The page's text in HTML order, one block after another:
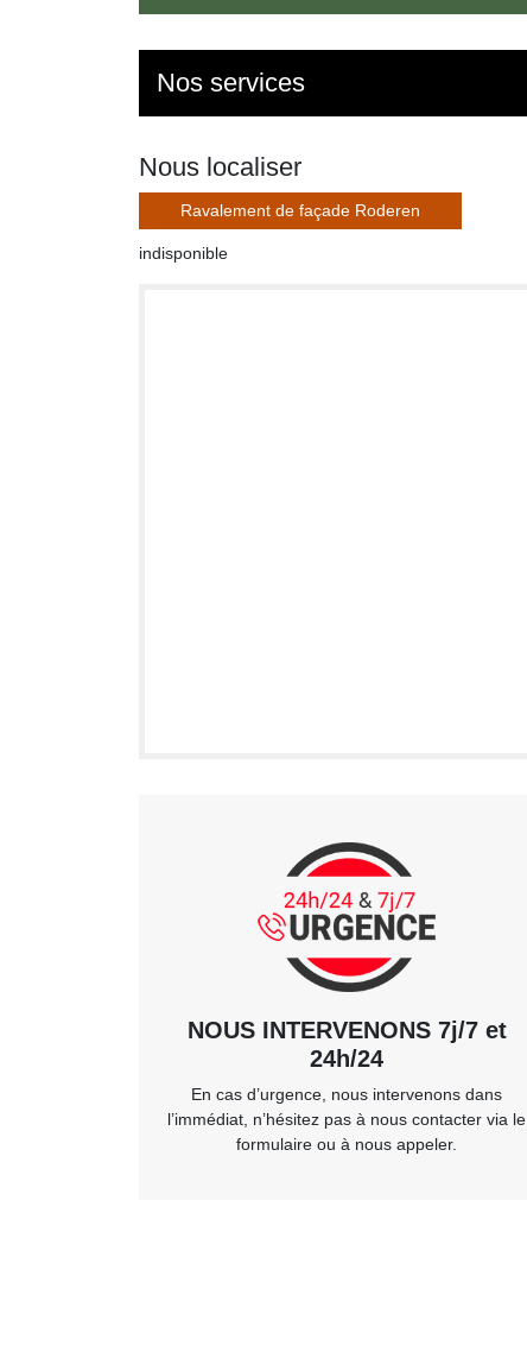
Nos services
Nous localiser
Ravalement de façade Roderen
indisponible
NOUS INTERVENONS 7j/7 et
24h/24
En cas d’urgence, nous intervenons dans
l’immédiat, n’hésitez pas à nous contacter via le
formulaire ou à nous appeler.